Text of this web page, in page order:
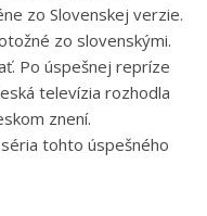
zo Slovenskej verzie.
zo slovenskými.
Po úspešnej repríze
televízia rozhodla
znení.
tohto úspešného